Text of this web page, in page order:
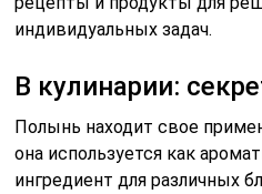
индивидуальных задач.
В кулинарии:
Полынь находит свое
она используется как
ингредиент для различных